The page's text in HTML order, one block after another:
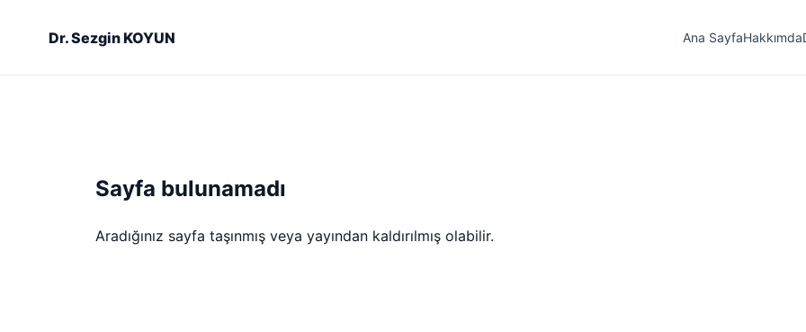
Dr. Sezgin KOYUN Ana SayfaHakkımda
Sayfa bulunamadı
Aradığınız sayfa taşınmış veya yayından kaldırılmış olabilir.